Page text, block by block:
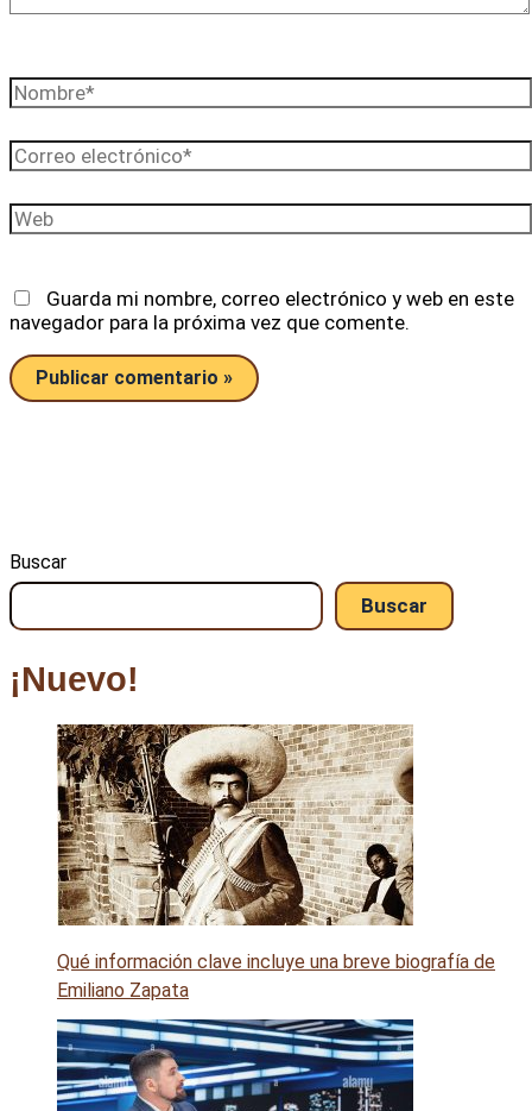
Nombre*
Correo
electrónico*
Web
Guarda mi nombre, correo electrónico y web en este
navegador para la próxima vez que comente.
Buscar
Buscar
¡Nuevo!
Qué información clave incluye una breve biografía de
Emiliano Zapata